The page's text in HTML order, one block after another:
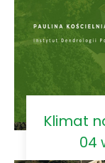
Klimat
04